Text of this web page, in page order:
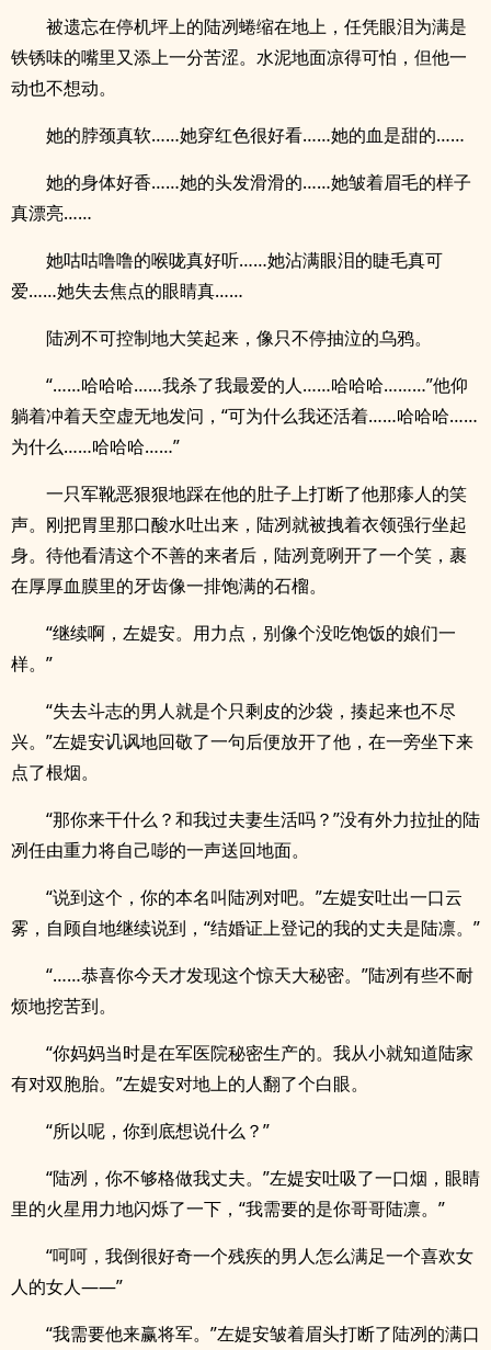
被遗忘在停机坪上的陆冽蜷缩在地上，任凭眼泪为满是
铁锈味的嘴里又添上一分苦涩。水泥地面凉得可怕，但他一
动也不想动。
她的脖颈真软……她穿红色很好看……她的血是甜的……
她的身体好香……她的头发滑滑的……她皱着眉毛的样子
真漂亮……
她咕咕噜噜的喉咙真好听……她沾满眼泪的睫毛真可
爱……她失去焦点的眼睛真……
陆冽不可控制地大笑起来，像只不停抽泣的乌鸦。
“……哈哈哈……我杀了我最爱的人……哈哈哈………”他仰
躺着冲着天空虚无地发问，“可为什么我还活着……哈哈哈……
为什么……哈哈哈……”
一只军靴恶狠狠地踩在他的肚子上打断了他那瘆人的笑
声。刚把胃里那口酸水吐出来，陆冽就被拽着衣领强行坐起
身。待他看清这个不善的来者后，陆冽竟咧开了一个笑，裹
在厚厚血膜里的牙齿像一排饱满的石榴。
“继续啊，左媞安。用力点，别像个没吃饱饭的娘们一
样。”
“失去斗志的男人就是个只剩皮的沙袋，揍起来也不尽
兴。”左媞安讥讽地回敬了一句后便放开了他，在一旁坐下来
点了根烟。
“那你来干什么？和我过夫妻生活吗？”没有外力拉扯的陆
冽任由重力将自己嘭的一声送回地面。
“说到这个，你的本名叫陆冽对吧。”左媞安吐出一口云
雾，自顾自地继续说到，“结婚证上登记的我的丈夫是陆凛。”
“……恭喜你今天才发现这个惊天大秘密。”陆冽有些不耐
烦地挖苦到。
“你妈妈当时是在军医院秘密生产的。我从小就知道陆家
有对双胞胎。”左媞安对地上的人翻了个白眼。
“所以呢，你到底想说什么？”
“陆冽，你不够格做我丈夫。”左媞安吐吸了一口烟，眼睛
里的火星用力地闪烁了一下，“我需要的是你哥哥陆凛。”
“呵呵，我倒很好奇一个残疾的男人怎么满足一个喜欢女
人的女人——”
“我需要他来赢将军。”左媞安皱着眉头打断了陆冽的满口